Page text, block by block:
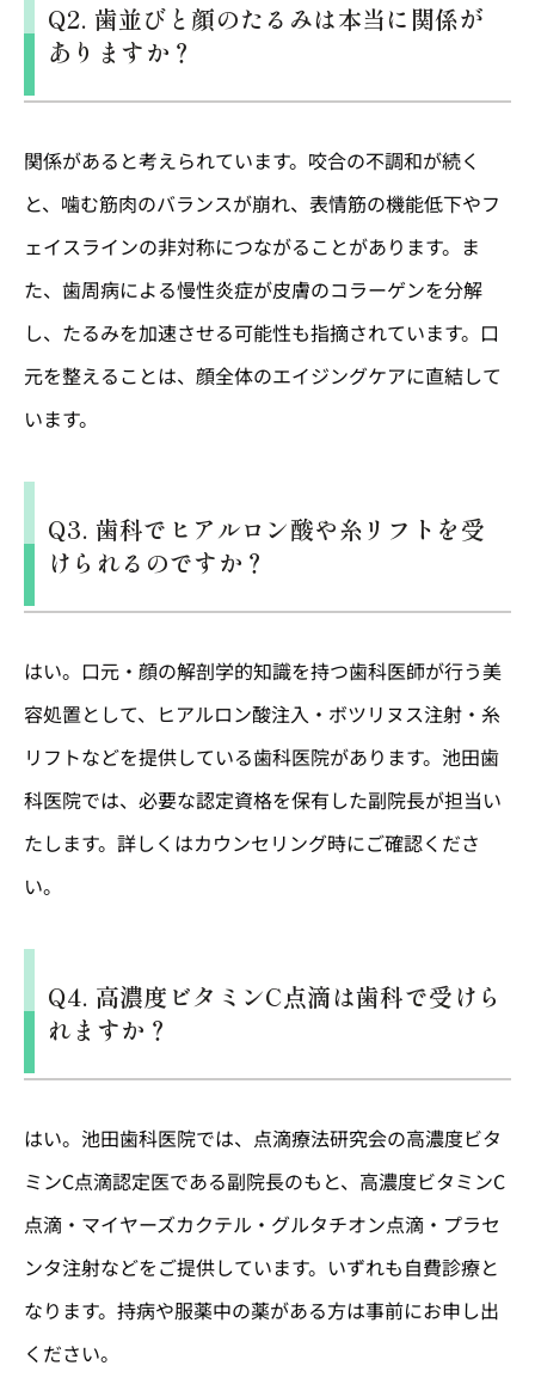
Q2. 歯並びと顔のたるみは本当に関係が
ありますか？
関係があると考えられています。咬合の不調和が続く
と、噛む筋肉のバランスが崩れ、表情筋の機能低下やフ
ェイスラインの非対称につながることがあります。ま
た、歯周病による慢性炎症が皮膚のコラーゲンを分解
し、たるみを加速させる可能性も指摘されています。口
元を整えることは、顔全体のエイジングケアに直結して
います。
Q3. 歯科でヒアルロン酸や糸リフトを受
けられるのですか？
はい。口元・顔の解剖学的知識を持つ歯科医師が行う美
容処置として、ヒアルロン酸注入・ボツリヌス注射・糸
リフトなどを提供している歯科医院があります。池田歯
科医院では、必要な認定資格を保有した副院長が担当い
たします。詳しくはカウンセリング時にご確認くださ
い。
Q4. 高濃度ビタミンC点滴は歯科で受けら
れますか？
はい。池田歯科医院では、点滴療法研究会の高濃度ビタ
ミンC点滴認定医である副院長のもと、高濃度ビタミンC
点滴・マイヤーズカクテル・グルタチオン点滴・プラセ
ンタ注射などをご提供しています。いずれも自費診療と
なります。持病や服薬中の薬がある方は事前にお申し出
ください。